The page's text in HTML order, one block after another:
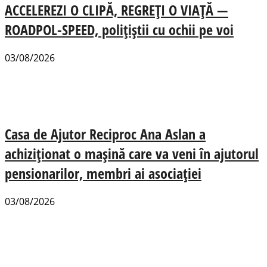
ACCELEREZI O CLIPĂ, REGREȚI O VIAȚĂ —
ROADPOL-SPEED, polițiștii cu ochii pe voi
03/08/2026
Casa de Ajutor Reciproc Ana Aslan a
achiziționat o mașină care va veni în ajutorul
pensionarilor, membri ai asociației
03/08/2026